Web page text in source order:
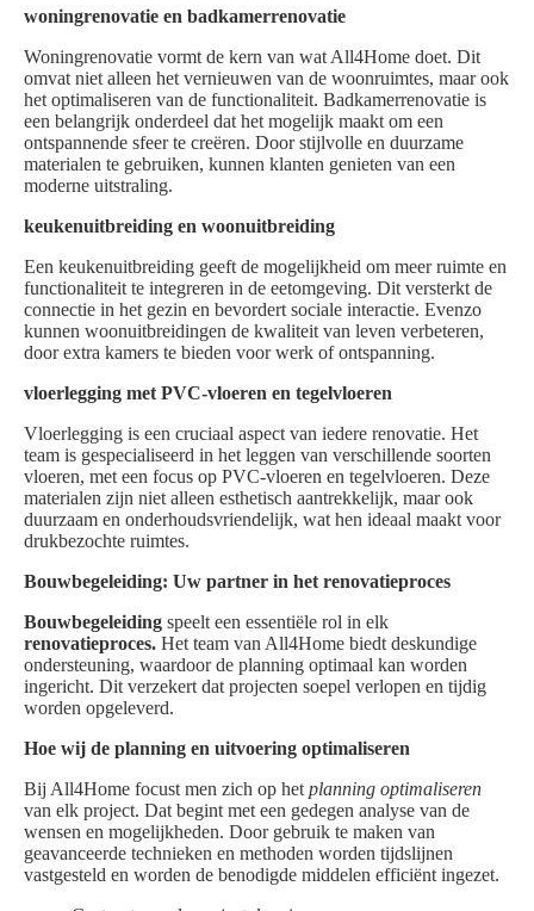
woningrenovatie en badkamerrenovatie
Woningrenovatie vormt de kern van wat All4Home doet. Dit
omvat niet alleen het vernieuwen van de woonruimtes, maar ook
het optimaliseren van de functionaliteit. Badkamerrenovatie is
een belangrijk onderdeel dat het mogelijk maakt om een
ontspannende sfeer te creëren. Door stijlvolle en duurzame
materialen te gebruiken, kunnen klanten genieten van een
moderne uitstraling.
keukenuitbreiding en woonuitbreiding
Een keukenuitbreiding geeft de mogelijkheid om meer ruimte en
functionaliteit te integreren in de eetomgeving. Dit versterkt de
connectie in het gezin en bevordert sociale interactie. Evenzo
kunnen woonuitbreidingen de kwaliteit van leven verbeteren,
door extra kamers te bieden voor werk of ontspanning.
vloerlegging met PVC-vloeren en tegelvloeren
Vloerlegging is een cruciaal aspect van iedere renovatie. Het
team is gespecialiseerd in het leggen van verschillende soorten
vloeren, met een focus op PVC-vloeren en tegelvloeren. Deze
materialen zijn niet alleen esthetisch aantrekkelijk, maar ook
duurzaam en onderhoudsvriendelijk, wat hen ideaal maakt voor
drukbezochte ruimtes.
Bouwbegeleiding: Uw partner in het renovatieproces
Bouwbegeleiding speelt een essentiële rol in elk
renovatieproces. Het team van All4Home biedt deskundige
ondersteuning, waardoor de planning optimaal kan worden
ingericht. Dit verzekert dat projecten soepel verlopen en tijdig
worden opgeleverd.
Hoe wij de planning en uitvoering optimaliseren
Bij All4Home focust men zich op het planning optimaliseren
van elk project. Dat begint met een gedegen analyse van de
wensen en mogelijkheden. Door gebruik te maken van
geavanceerde technieken en methoden worden tijdslijnen
vastgesteld en worden de benodigde middelen efficiënt ingezet.